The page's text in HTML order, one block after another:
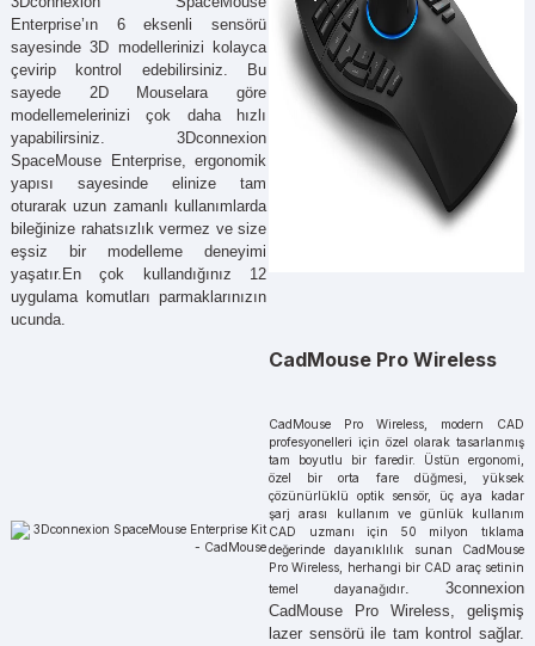
Enterprise’ın 6 eksenli sensörü
sayesinde 3D modellerinizi kolayca
çevirip kontrol edebilirsiniz. Bu
sayede 2D Mouselara göre
modellemelerinizi çok daha hızlı
yapabilirsiniz. 3Dconnexion
SpaceMouse Enterprise, ergonomik
yapısı sayesinde elinize tam
oturarak uzun zamanlı kullanımlarda
bileğinize rahatsızlık vermez ve size
eşsiz bir modelleme deneyimi
yaşatır.En çok kullandığınız 12
uygulama komutları parmaklarınızın
ucunda.
CadMouse Pro Wireless
CadMouse Pro Wireless, modern CAD
profesyonelleri için özel olarak tasarlanmış
tam boyutlu bir faredir. Üstün ergonomi,
özel bir orta fare düğmesi, yüksek
çözünürlüklü optik sensör, üç aya kadar
şarj arası kullanım ve günlük kullanım
CAD uzmanı için 50 milyon tıklama
değerinde dayanıklılık sunan CadMouse
Pro Wireless, herhangi bir CAD araç setinin
temel dayanağıdır. 3connexion
CadMouse Pro Wireless, gelişmiş
lazer sensörü ile tam kontrol sağlar.